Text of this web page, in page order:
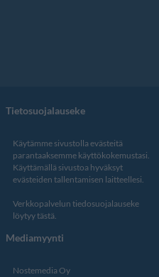
Tietosuojalauseke
Käytämme sivustolla evästeitä
parantaaksemme käyttökokemustasi.
Käyttämällä sivustoa hyväksyt
evästeiden tallentamisen laitteellesi.
Verkkopalvelun tiedosuojalauseke
löytyy tästä
Mediamyynti
Nostemedia Oy